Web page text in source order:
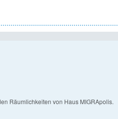
Räumlichkeiten von Haus MIGRApolis.